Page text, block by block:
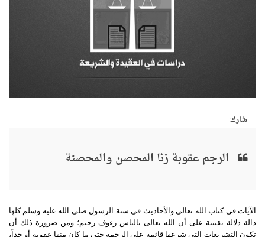
شارك:
الرجم عقوبة زنا المحصن والمحصنة
الآيات في كتاب الله تعالى والأحاديث في سنة الرسول صلى الله عليه وسلم كلها
دالة دلالة يقينية على أن الله تعالى بالناس رءوف رحيم؛ ومن ضرورة ذلك أن
تكون التشريعات التي شرعها قائمة على الرحمة حتى ما كان منها عقوبة أو حداً،